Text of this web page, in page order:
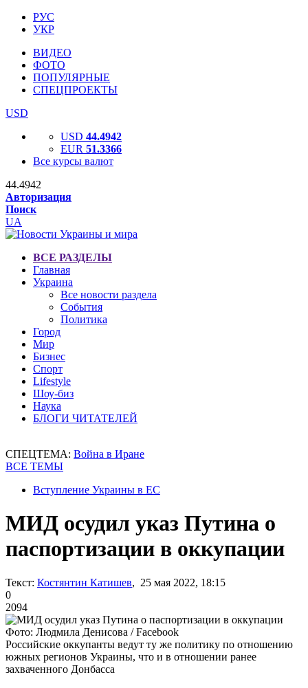
РУС
УКР
ВИДЕО
ФОТО
ПОПУЛЯРНЫЕ
СПЕЦПРОЕКТЫ
USD
USD 44.4942
EUR 51.3366
Все курсы валют
44.4942
Авторизация
Поиск
UA
ВСЕ РАЗДЕЛЫ
Главная
Украина
Все новости раздела
События
Политика
Город
Мир
Бизнес
Спорт
Lifestyle
Шоу-биз
Наука
БЛОГИ ЧИТАТЕЛЕЙ
СПЕЦТЕМА: Война в Иране
ВСЕ ТЕМЫ
Вступление Украины в ЕС
МИД осудил указ Путина о
паспортизации в оккупации
Текст: Костянтин Катишев, 25 мая 2022, 18:15
0
2094
Фото: Людмила Денисова / Facebook
Российские оккупанты ведут ту же политику по отношению
южных регионов Украины, что и в отношении ранее
захваченного Донбасса